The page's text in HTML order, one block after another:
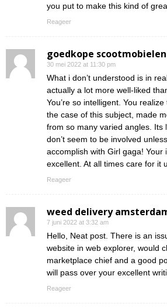
you put to make this kind of
Reageer
goedkope scootmobielen
30 mei 2022 at 11:30 pm
What i don’t understood is in
actually a lot more well-liked
You’re so intelligent. You
the case of this subject, made
from so many varied angles. Its
don’t seem to be involved
accomplish with Girl gaga! Your
excellent. At all times care for it
Reageer
weed delivery
7 juni 2022 at 3:32 am
Hello, Neat post. There is an
website in web explorer, would
marketplace chief and a good
will pass over your excellent
Reageer